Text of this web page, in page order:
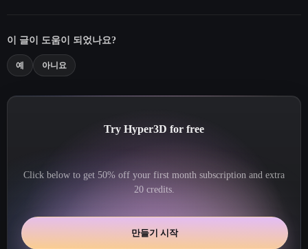
이 글이 도움이 되었나요?
예 아니요
Try Hyper3D for free
Click below to get 50% off your first month subscription and extra
20 credits.
만들기 시작